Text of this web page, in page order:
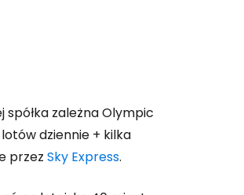
spółka zależna Olympic
lotów dziennie + kilka
przez Sky Express.